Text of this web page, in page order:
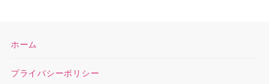
ホーム
プライバシーポリシー